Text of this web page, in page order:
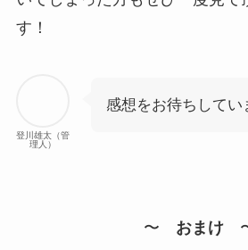
す！
登川雄太（管
理人）
感想をお待ちしてい
〜 おまけ